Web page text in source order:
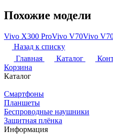
Похожие модели
Vivo X300 ProVivo V70Vivo
Назад к списку
Главная
Каталог
Корзина
Каталог
Смартфоны
Планшеты
Беспроводные наушники
Защитная плёнка
Информация